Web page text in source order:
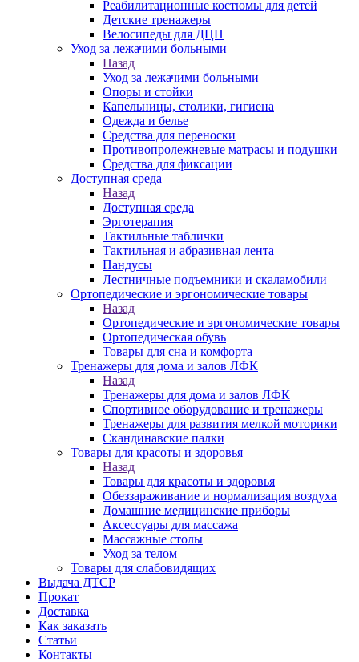
Реабилитационные костюмы для детей
Детские тренажеры
Велосипеды для ДЦП
Уход за лежачими больными
Назад
Уход за лежачими больными
Опоры и стойки
Капельницы, столики, гигиена
Одежда и белье
Средства для переноски
Противопролежневые матрасы и подушки
Средства для фиксации
Доступная среда
Назад
Доступная среда
Эрготерапия
Тактильные таблички
Тактильная и абразивная лента
Пандусы
Лестничные подъемники и скаламобили
Ортопедические и эргономические товары
Назад
Ортопедические и эргономические товары
Ортопедическая обувь
Товары для сна и комфорта
Тренажеры для дома и залов ЛФК
Назад
Тренажеры для дома и залов ЛФК
Спортивное оборудование и тренажеры
Тренажеры для развития мелкой моторики
Скандинавские палки
Товары для красоты и здоровья
Назад
Товары для красоты и здоровья
Обеззараживание и нормализация воздуха
Домашние медицинские приборы
Аксессуары для массажа
Массажные столы
Уход за телом
Товары для слабовидящих
Выдача ДТСР
Прокат
Доставка
Как заказать
Статьи
Контакты